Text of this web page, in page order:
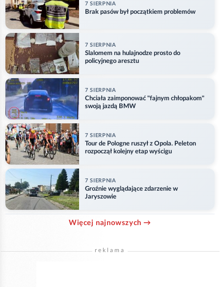
7 SIERPNIA
Brak pasów był początkiem problemów
7 SIERPNIA
Slalomem na hulajnodze prosto do
policyjnego aresztu
7 SIERPNIA
Chciała zaimponować "fajnym chłopakom"
swoją jazdą BMW
7 SIERPNIA
Tour de Pologne ruszył z Opola. Peleton
rozpoczął kolejny etap wyścigu
7 SIERPNIA
Groźnie wyglądające zdarzenie w
Jaryszowie
Więcej najnowszych →
reklama